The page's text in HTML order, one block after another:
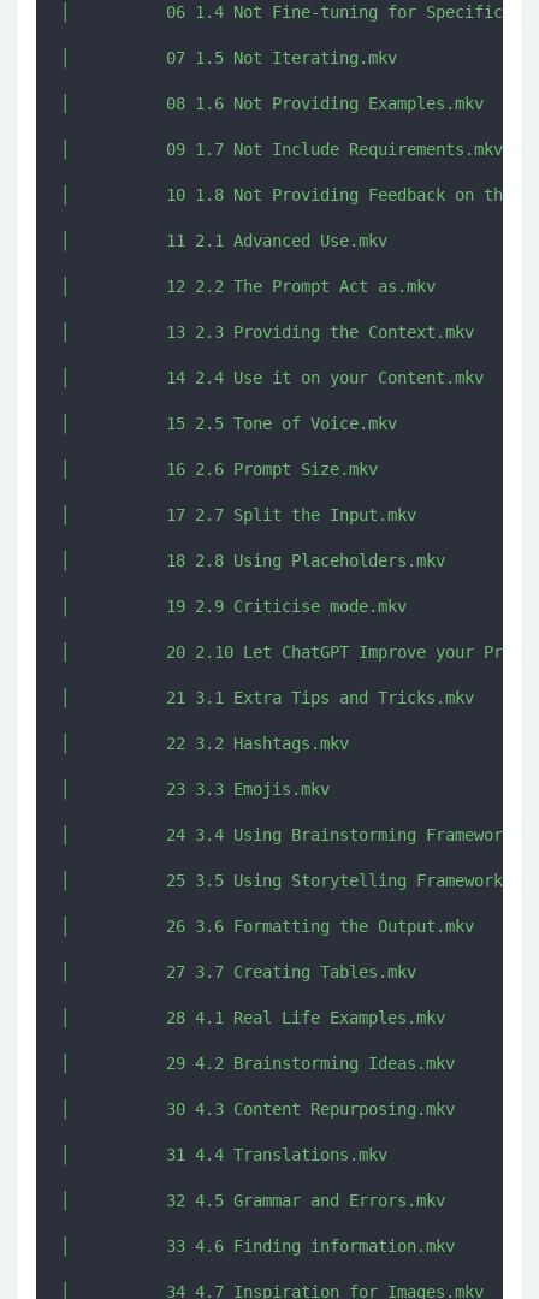
│          06 1.4 Not Fine-tuning for Specific Use
│          07 1.5 Not Iterating.mkv
│          08 1.6 Not Providing Examples.mkv
│          09 1.7 Not Include Requirements.mkv
│          10 1.8 Not Providing Feedback on the
│          11 2.1 Advanced Use.mkv
│          12 2.2 The Prompt Act as.mkv
│          13 2.3 Providing the Context.mkv
│          14 2.4 Use it on your Content.mkv
│          15 2.5 Tone of Voice.mkv
│          16 2.6 Prompt Size.mkv
│          17 2.7 Split the Input.mkv
│          18 2.8 Using Placeholders.mkv
│          19 2.9 Criticise mode.mkv
│          20 2.10 Let ChatGPT Improve your
│          21 3.1 Extra Tips and Tricks.mkv
│          22 3.2 Hashtags.mkv
│          23 3.3 Emojis.mkv
│          24 3.4 Using Brainstorming
│          25 3.5 Using Storytelling
│          26 3.6 Formatting the Output.mkv
│          27 3.7 Creating Tables.mkv
│          28 4.1 Real Life Examples.mkv
│          29 4.2 Brainstorming Ideas.mkv
│          30 4.3 Content Repurposing.mkv
│          31 4.4 Translations.mkv
│          32 4.5 Grammar and Errors.mkv
│          33 4.6 Finding information.mkv
│          34 4.7 Inspiration for Images.mkv